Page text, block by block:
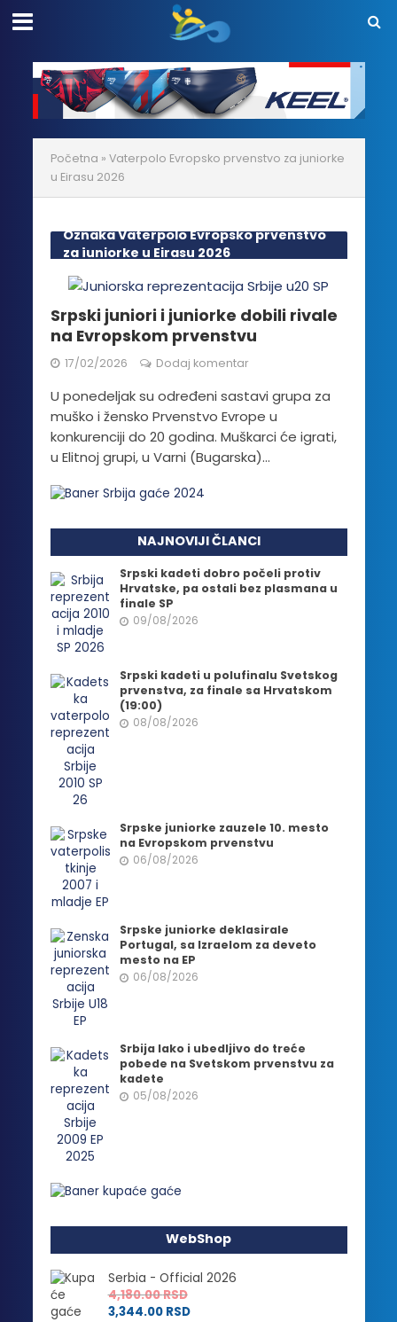
Početna » Vaterpolo Evropsko prvenstvo za juniorke
u Eirasu 2026
Oznaka Vaterpolo Evropsko prvenstvo
za juniorke u Eirasu 2026
Srpski juniori i juniorke dobili rivale
na Evropskom prvenstvu
17/02/2026 Dodaj komentar
U ponedeljak su određeni sastavi grupa za
muško i žensko Prvenstvo Evrope u
konkurenciji do 20 godina. Muškarci će igrati,
u Elitnoj grupi, u Varni (Bugarska)...
NAJNOVIJI ČLANCI
Srpski kadeti dobro počeli protiv
Hrvatske, pa ostali bez plasmana u
finale SP
09/08/2026
Srpski kadeti u polufinalu Svetskog
prvenstva, za finale sa Hrvatskom
(19:00)
08/08/2026
Srpske juniorke zauzele 10. mesto
na Evropskom prvenstvu
06/08/2026
Srpske juniorke deklasirale
Portugal, sa Izraelom za deveto
mesto na EP
06/08/2026
Srbija lako i ubedljivo do treće
pobede na Svetskom prvenstvu za
kadete
05/08/2026
WebShop
Serbia - Official 2026
4,180.00RSD
3,344.00 RSD